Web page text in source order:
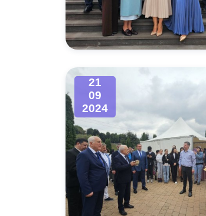
Муниципальный контроль
21
09
2024